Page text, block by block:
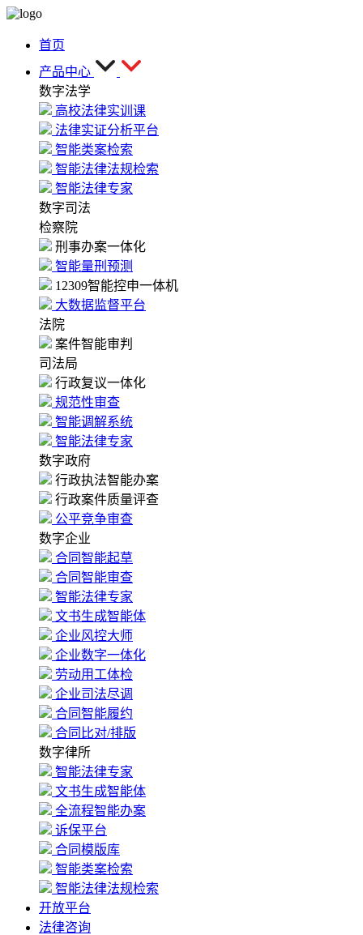
首页
产品中心
数字法学
高校法律实训课
法律实证分析平台
智能类案检索
智能法律法规检索
智能法律专家
数字司法
检察院
刑事办案一体化
智能量刑预测
12309智能控申一体机
大数据监督平台
法院
案件智能审判
司法局
行政复议一体化
规范性审查
智能调解系统
智能法律专家
数字政府
行政执法智能办案
行政案件质量评查
公平竞争审查
数字企业
合同智能起草
合同智能审查
智能法律专家
文书生成智能体
企业风控大师
企业数字一体化
劳动用工体检
企业司法尽调
合同智能履约
合同比对/排版
数字律所
智能法律专家
文书生成智能体
全流程智能办案
诉保平台
合同模版库
智能类案检索
智能法律法规检索
开放平台
法律咨询